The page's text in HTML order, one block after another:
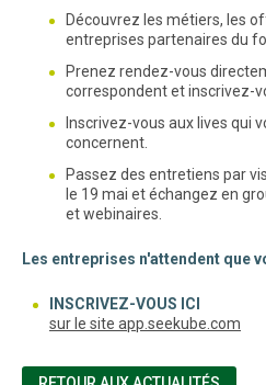
Découvrez les métiers, les
entreprises partenaires du
Prenez rendez-vous
correspondent et inscrivez-
Inscrivez-vous aux lives qui
concernent.
Passez des entretiens par
le 19 mai et échangez en
et webinaires.
Les entreprises n'attendent que
INSCRIVEZ-VOUS ICI
sur le site app.seekube.com